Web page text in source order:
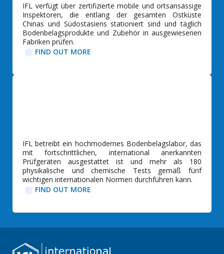
IFL verfügt über zertifizierte mobile und ortsansässige
Inspektoren, die entlang der gesamten Ostküste
Chinas und Südostasiens stationiert sind und täglich
Bodenbelagsprodukte und Zubehör in ausgewiesenen
Fabriken prüfen.
FIND OUT MORE
IFL betreibt ein hochmodernes Bodenbelagslabor, das
mit fortschrittlichen, international anerkannten
Prüfgeräten ausgestattet ist und mehr als 180
physikalische und chemische Tests gemäß fünf
wichtigen internationalen Normen durchführen kann.
FIND OUT MORE​